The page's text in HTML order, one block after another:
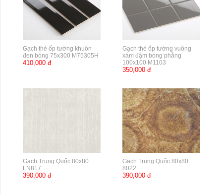
Gạch thẻ ốp tường khuôn
đen bóng 75x300 M75305H
410,000 đ
Gạch thẻ ốp tường vuông
xám đậm bóng phẳng
100x100 M1103
350,000 đ
Gạch Trung Quốc 80x80
LN817
390,000 đ
Gạch Trung Quốc 80x80
8022
390,000 đ